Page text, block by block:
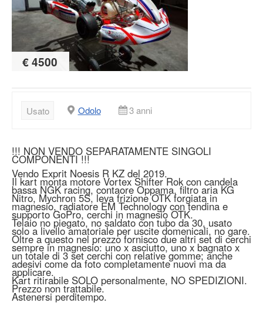
€ 4500
Usato Odolo 3 anni
!!! NON VENDO SEPARATAMENTE SINGOLI
COMPONENTI !!!
Vendo Exprit Noesis R KZ del 2019.
Il kart monta motore Vortex Shifter Rok con candela
bassa NGK racing, contaore Oppama, filtro aria KG
Nitro, Mychron 5S, leva frizione OTK forgiata in
magnesio, radiatore EM Technology con tendina e
supporto GoPro, cerchi in magnesio OTK.
Telaio no piegato, no saldato con tubo da 30, usato
solo a livello amatoriale per uscite domenicali, no gare.
Oltre a questo nel prezzo fornisco due altri set di cerchi
sempre in magnesio: uno x asciutto, uno x bagnato x
un totale di 3 set cerchi con relative gomme; anche
adesivi come da foto completamente nuovi ma da
applicare.
Kart ritirabile SOLO personalmente, NO SPEDIZIONI.
Prezzo non trattabile.
Astenersi perditempo.